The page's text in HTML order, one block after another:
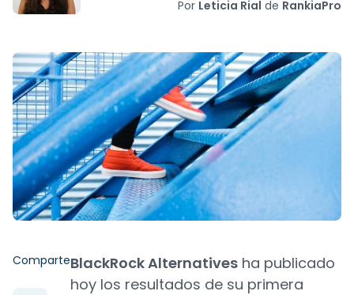
Por Leticia Rial de RankiaPro
ComparteBlackRock Alternatives ha publicado
hoy los resultados de su primera